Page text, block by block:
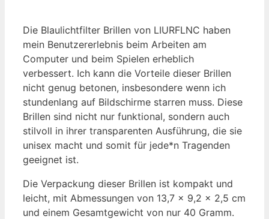
Die Blaulichtfilter Brillen von LIURFLNC haben
mein Benutzererlebnis beim Arbeiten am
Computer und beim Spielen erheblich
verbessert. Ich kann die Vorteile dieser Brillen
nicht genug betonen, insbesondere wenn ich
stundenlang auf Bildschirme starren muss. Diese
Brillen sind nicht nur funktional, sondern auch
stilvoll in ihrer transparenten Ausführung, die sie
unisex macht und somit für jede*n Tragenden
geeignet ist.
Die Verpackung dieser Brillen ist kompakt und
leicht, mit Abmessungen von 13,7 x 9,2 x 2,5 cm
und einem Gesamtgewicht von nur 40 Gramm.